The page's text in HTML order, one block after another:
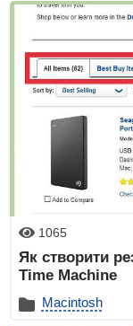
1065
Як створити
Time Machine
Macintosh